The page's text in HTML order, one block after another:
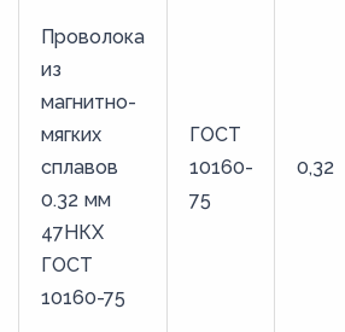
Проволока
из
магнитно-
мягких
сплавов
0.32 мм
47НКХ
ГОСТ
10160-75
ГОСТ
10160-
75
0,32